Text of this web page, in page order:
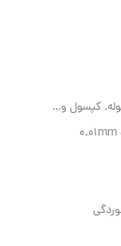
کپسول و…